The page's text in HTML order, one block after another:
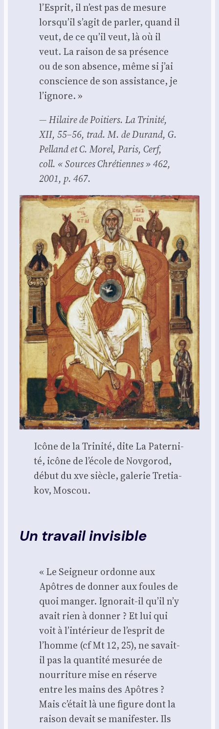
l’Es­prit, il n’est pas de mesure
lors­qu’il s’a­git de par­ler, quand il
veut, de ce qu’il veut, là où il
veut. La rai­son de sa pré­sence
ou de son absence, même si j’ai
conscience de son assis­tance, je
l’i­gnore. »
— Hilaire de Poi­tiers. La Tri­ni­té,
XII, 55–56, trad. M. de Durand, G.
Pel­land et C. Morel, Paris, Cerf,
coll. « Sources Chré­tiennes » 462,
2001, p. 467.
Icône de la Tri­ni­té, dite La Pater­ni­
té, icône de l’é­cole de Nov­go­rod,
début du xve siècle, gale­rie Tre­tia­
kov, Mos­cou.
Un travail invisible
« Le Sei­gneur ordonne aux
Apôtres de don­ner aux foules de
quoi man­ger. Igno­rait-il qu’il n’y
avait rien à don­ner ? Et lui qui
voit à l’in­té­rieur de l’es­prit de
l’homme (cf Mt 12, 25), ne savait-
il pas la quan­ti­té mesu­rée de
nour­ri­ture mise en réserve
entre les mains des Apôtres ?
Mais c’é­tait là une figure dont la
rai­son devait se mani­fes­ter. Ils